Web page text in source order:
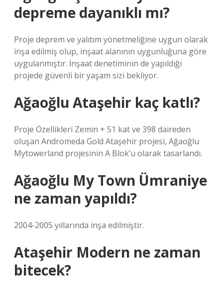
depreme dayanıklı mı?
Proje deprem ve yalıtım yönetmeliğine uygun olarak
inşa edilmiş olup, inşaat alanının uygunluğuna göre
uygulanmıştır. İnşaat denetiminin de yapıldığı
projede güvenli bir yaşam sizi bekliyor.
Ağaoğlu Ataşehir kaç katlı?
Proje Özellikleri Zemin + 51 kat ve 398 daireden
oluşan Andromeda Gold Ataşehir projesi, Ağaoğlu
Mytowerland projesinin A Blok’u olarak tasarlandı.
Ağaoğlu My Town Ümraniye
ne zaman yapıldı?
2004-2005 yıllarında inşa edilmiştir.
Ataşehir Modern ne zaman
bitecek?